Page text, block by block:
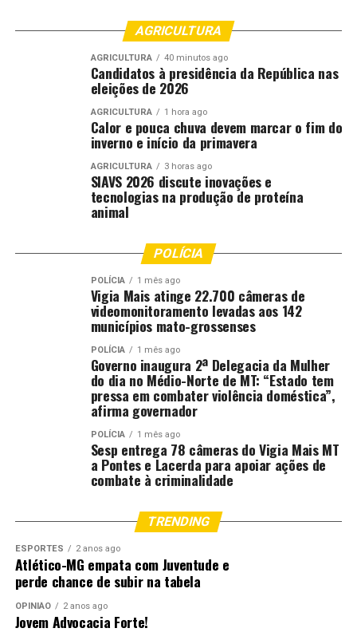
AGRICULTURA
AGRICULTURA 40 minutos ago
Candidatos à presidência da República nas
eleições de 2026
AGRICULTURA 1 hora ago
Calor e pouca chuva devem marcar o fim do
inverno e início da primavera
AGRICULTURA 3 horas ago
SIAVS 2026 discute inovações e
tecnologias na produção de proteína
animal
POLÍCIA
POLÍCIA 1 mês ago
Vigia Mais atinge 22.700 câmeras de
videomonitoramento levadas aos 142
municípios mato-grossenses
POLÍCIA 1 mês ago
Governo inaugura 2ª Delegacia da Mulher
do dia no Médio-Norte de MT: “Estado tem
pressa em combater violência doméstica”,
afirma governador
POLÍCIA 1 mês ago
Sesp entrega 78 câmeras do Vigia Mais MT
a Pontes e Lacerda para apoiar ações de
combate à criminalidade
TRENDING
ESPORTES 2 anos ago
Atlético-MG empata com Juventude e
perde chance de subir na tabela
OPINIÃO 2 anos ago
Jovem Advocacia Forte!